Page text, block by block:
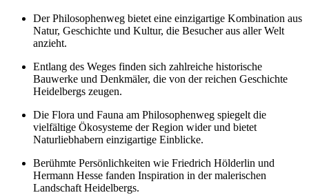
Der Philosophenweg bietet eine einzigartige Kombination aus
Natur, Geschichte und Kultur, die Besucher aus aller Welt
anzieht.
Entlang des Weges finden sich zahlreiche historische
Bauwerke und Denkmäler, die von der reichen Geschichte
Heidelbergs zeugen.
Die Flora und Fauna am Philosophenweg spiegelt die
vielfältige Ökosysteme der Region wider und bietet
Naturliebhabern einzigartige Einblicke.
Berühmte Persönlichkeiten wie Friedrich Hölderlin und
Hermann Hesse fanden Inspiration in der malerischen
Landschaft Heidelbergs.